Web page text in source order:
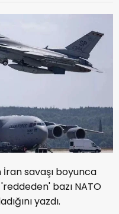
İran savaşı boyunca
bazı NATO
yazdı.